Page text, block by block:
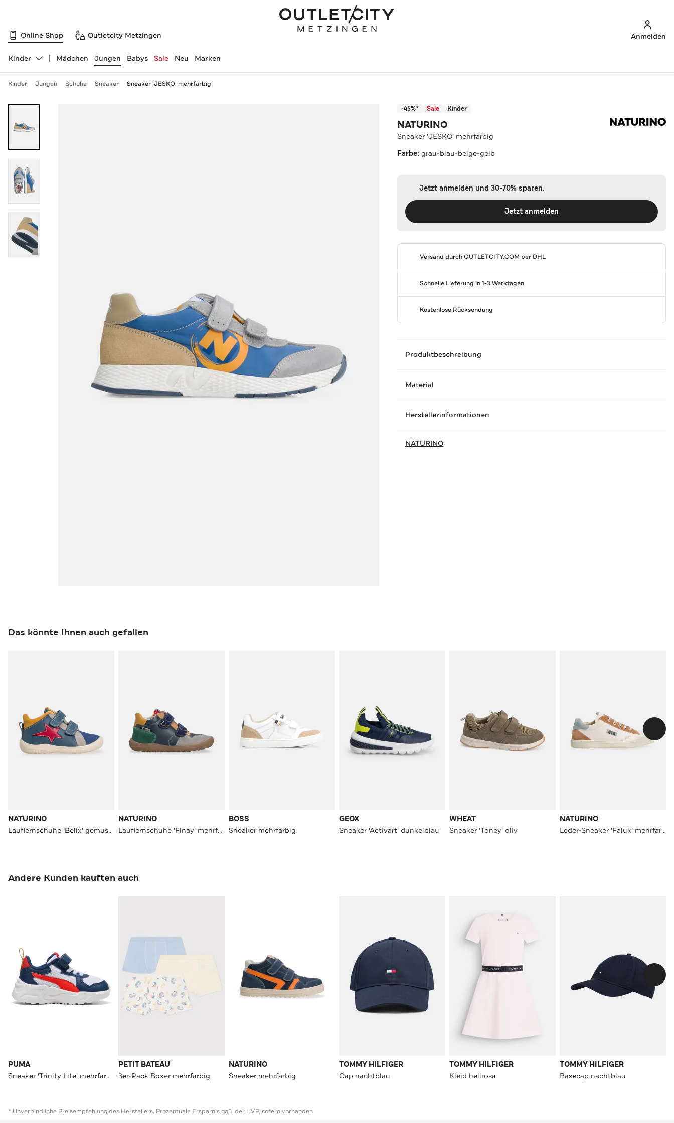
Online Shop Outletcity Metzingen Anmelden
Abteilung ändern, ausgewählt:
Kinder Mädchen Jungen Babys Sale Neu Marken
Kinder Jungen Schuhe Sneaker Sneaker 'JESKO' mehrfarbig
-45%* Sale Kinder
NATURINO
Sneaker 'JESKO' mehrfarbig
Farbe:grau-blau-beige-gelb
Jetzt anmelden und 30-70% sparen.
Jetzt anmelden
Versand durchOUTLETCITY.COM per DHL
Schnelle Lieferung in 1-3 Werktagen
Kostenlose Rücksendung
Produktbeschreibung
Material
Herstellerinformationen
NATURINO
Das könnte Ihnen auch gefallen
NATURINO
Lauflernschuhe 'Belix' gemustert
NATURINO
Lauflernschuhe 'Finay' mehrfarbig
BOSS
Sneaker mehrfarbig
GEOX
Sneaker 'Activart' dunkelblau
WHEAT
Sneaker 'Toney' oliv
NATURINO
Leder-Sneaker 'Faluk' mehrfarbig
Andere Kunden kauften auch
PUMA
Sneaker 'Trinity Lite' mehrfarbig
PETIT BATEAU
3er-Pack Boxer mehrfarbig
NATURINO
Sneaker mehrfarbig
TOMMY HILFIGER
Cap nachtblau
TOMMY HILFIGER
Kleid hellrosa
TOMMY HILFIGER
Basecap nachtblau
* Unverbindliche Preisempfehlung des Herstellers. Prozentuale Ersparnis ggü. der UVP, sofern vorhanden